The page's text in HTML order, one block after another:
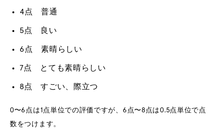
4点 普通
5点 良い
6点 素晴らしい
7点 とても素晴らしい
8点 すごい、際立つ
0〜6点は1点単位での評価ですが、6点〜8点は0.5点単位で点
数をつけます。